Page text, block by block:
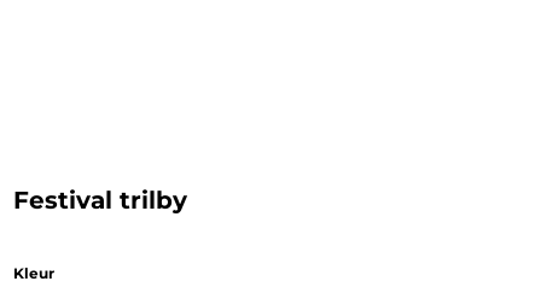
Festival trilby
Kleur